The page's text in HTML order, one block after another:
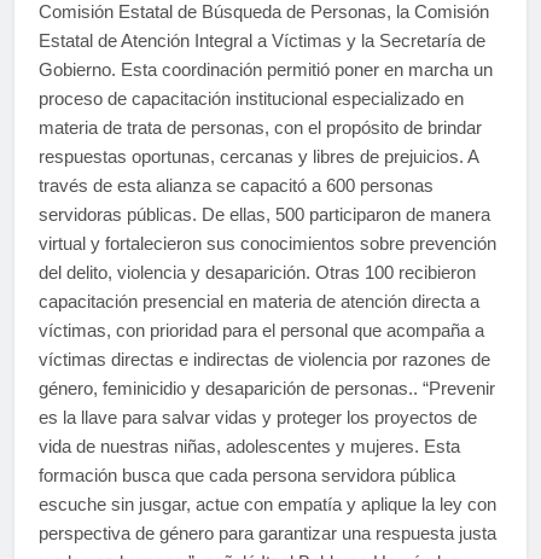
Comisión Estatal de Búsqueda de Personas, la Comisión
Estatal de Atención Integral a Víctimas y la Secretaría de
Gobierno. Esta coordinación permitió poner en marcha un
proceso de capacitación institucional especializado en
materia de trata de personas, con el propósito de brindar
respuestas oportunas, cercanas y libres de prejuicios. A
través de esta alianza se capacitó a 600 personas
servidoras públicas. De ellas, 500 participaron de manera
virtual y fortalecieron sus conocimientos sobre prevención
del delito, violencia y desaparición. Otras 100 recibieron
capacitación presencial en materia de atención directa a
víctimas, con prioridad para el personal que acompaña a
víctimas directas e indirectas de violencia por razones de
género, feminicidio y desaparición de personas.. “Prevenir
es la llave para salvar vidas y proteger los proyectos de
vida de nuestras niñas, adolescentes y mujeres. Esta
formación busca que cada persona servidora pública
escuche sin jusgar, actue con empatía y aplique la ley con
perspectiva de género para garantizar una respuesta justa